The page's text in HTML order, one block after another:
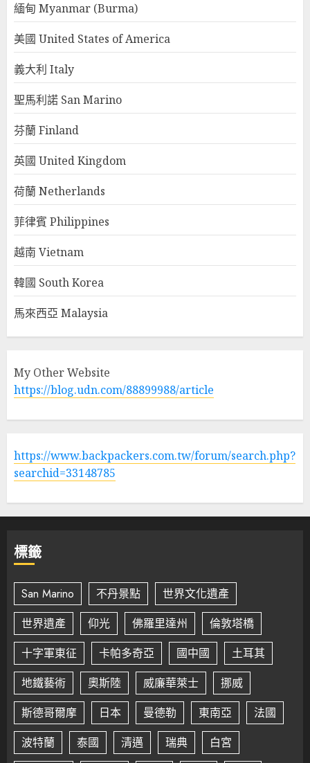
緬甸 Myanmar (Burma)
美國 United States of America
義大利 Italy
聖馬利諾 San Marino
芬蘭 Finland
英國 United Kingdom
荷蘭 Netherlands
菲律賓 Philippines
越南 Vietnam
韓國 South Korea
馬來西亞 Malaysia
My Other Website
https://blog.udn.com/88899988/article
https://www.backpackers.com.tw/forum/search.php?
searchid=33148785
標籤
San Marino 不丹景點
世界文化遺產
世界遺產
仰光 佛羅里達州
倫敦塔橋
十字軍東征
卡帕多奇亞 國中國
土耳其
地鐵藝術
奧斯陸 威廉華萊士
挪威
斯德哥爾摩
日本 曼德勒 東南亞
法國
波特蘭
泰國 清邁 瑞典 白宮